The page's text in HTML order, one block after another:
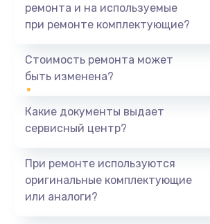
ремонта и на используемые
при ремонте комплектующие?
Стоимость ремонта может
быть изменена?
Какие документы выдает
сервисный центр?
При ремонте используются
оригинальные комплектующие
или аналоги?